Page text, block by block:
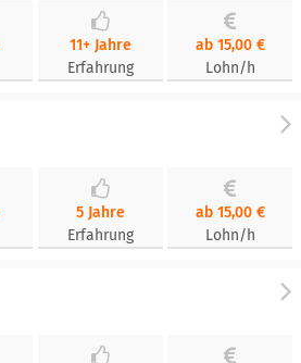
11+ Jahre
Erfahrung
ab 15,00 €
Lohn/h
5 Jahre
Erfahrung
ab 15,00 €
Lohn/h